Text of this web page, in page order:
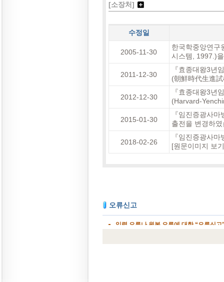
[소장처]
수정일
2005-11-30
한국학중앙연구
시스템, 1997.)
2011-12-30
『효종대왕3년
(朝鮮時代生進
2012-12-30
『효종대왕3년
(Harvard-
2015-01-30
『임진증광사
출전을 변경하
2018-02-26
『임진증광사
[원문이미지 보